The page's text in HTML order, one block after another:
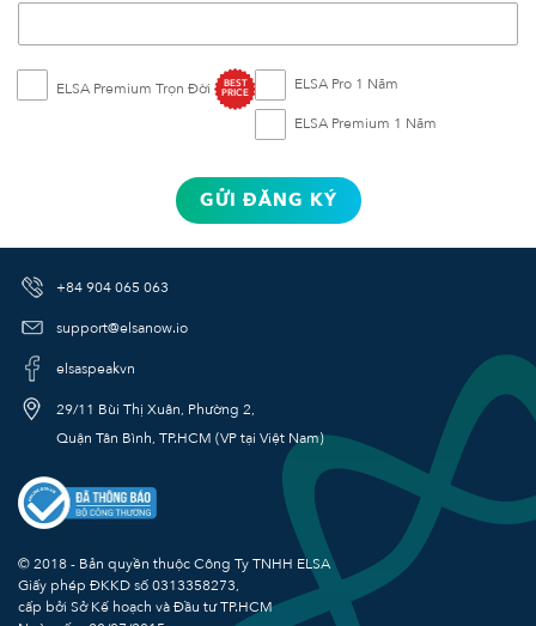
ELSA Premium Trọn Đời BEST
PRICE ELSA Pro 1 Năm
ELSA Premium 1 Năm
GỬI ĐĂNG KÝ
+84 904 065 063
support@elsanow.io
elsaspeakvn
29/11 Bùi Thị Xuân, Phường 2,
Quận Tân Bình, TP.HCM (VP tại Việt Nam)
© 2018 - Bản quyền thuộc Công Ty TNHH ELSA
Giấy phép ĐKKD số0313358273,
cấp bởi Sở Kế hoạch và Đầu tư TP.HCM